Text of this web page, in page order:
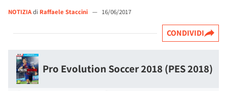
NOTIZIAdi Raffaele Staccini — 16/06/2017
CONDIVIDI
Pro Evolution Soccer 2018 (PES 2018)